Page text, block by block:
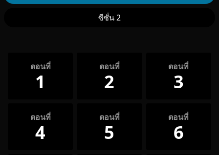
ซีซั่น 2
ตอนที่
1
ตอนที่
2
ตอนที่
3
ตอนที่
4
ตอนที่
5
ตอนที่
6